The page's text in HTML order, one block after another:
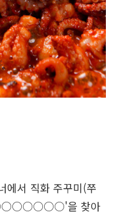
에서 직화 주꾸미(쭈
○○○○○○○'을 찾아